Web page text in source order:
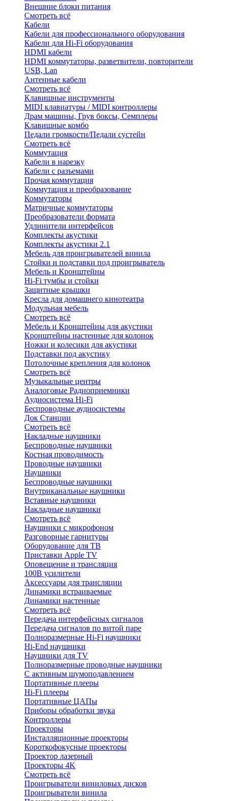
Внешние блоки питания
Смотреть всё
Кабели
Кабели для профессионального оборудования
Кабели для Hi-Fi оборудования
HDMI кабели
HDMI коммутаторы, разветвители, повторители
USB, Lan
Антенные кабели
Смотреть всё
Клавишные инструменты
MIDI клавиатуры / MIDI контроллеры
Драм машины, Грув боксы, Семплеры
Клавишные комбо
Педали громкости/Педали сустейн
Смотреть всё
Коммутация
Кабели в нарезку
Кабели с разъемами
Прочая коммутация
Коммутация и преобразование
Коммутаторы
Матричные коммутаторы
Преобразователи формата
Удлинители интерфейсов
Комплекты акустики
Комплекты акустики 2.1
Мебель для проигрывателей винила
Стойки и подставки под проигрыватель
Мебель и Кронштейны
Hi-Fi тумбы и стойки
Защитные крышки
Кресла для домашнего кинотеатра
Модульная мебель
Смотреть всё
Мебель и Кронштейны для акустики
Кронштейны настенные для колонок
Ножки и колесики для акустики
Подставки под акустику
Потолочные крепления для колонок
Смотреть всё
Музыкальные центры
Аналоговые Радиоприемники
Аудиосистема Hi-Fi
Беспроводные аудиосистемы
Док Станции
Смотреть всё
Накладные наушники
Беспроводные наушники
Костная проводимость
Проводные наушники
Наушники
Беспроводные наушники
Внутриканальные наушники
Вставные наушники
Накладные наушники
Смотреть всё
Наушники с микрофоном
Разговорные гарнитуры
Оборудование для ТВ
Приставки Apple TV
Оповещение и трансляция
100В усилители
Аксессуары для трансляции
Динамики встраиваемые
Динамики настенные
Смотреть всё
Передача интерфейсных сигналов
Передача сигналов по витой паре
Полноразмерные Hi-Fi наушники
Hi-End наушники
Наушники для TV
Полноразмерные проводные наушники
С активным шумоподавлением
Портативные плееры
Hi-Fi плееры
Портативные ЦАПы
Приборы обработки звука
Контроллеры
Проекторы
Инсталляционные проекторы
Короткофокусные проекторы
Проектор лазерный
Проекторы 4K
Смотреть всё
Проигрыватели виниловых дисков
Проигрыватели винила